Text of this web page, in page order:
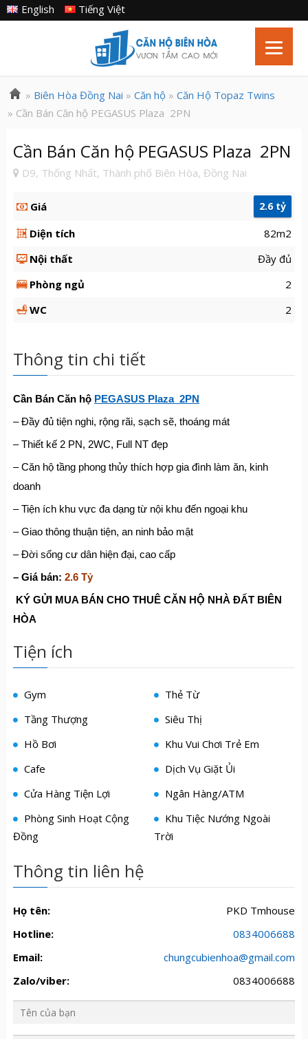
Tiếng Việt
English
» Biên Hòa Đồng Nai » Căn hộ» Căn Hộ Topaz Twins
» Cần Bán Căn hộ PEGASUS Plaza 2PN
Cần Bán Căn hộ PEGASUS Plaza 2PN
D9, Thống Nhất, Thành phố Biên Hòa, Đồng Nai
Giá 2.6 tỷ
Diện tích
82m2
Nội thất
Đầy đủ
Phòng ngủ
2
WC
2
Thông tin chi tiết
Cần Bán Căn hộ PEGASUS Plaza 2PN
– Đầy đủ tiện nghi, rộng rãi, sạch sẽ, thoáng mát
– Thiết kế 2 PN, 2WC, Full NT đẹp
– Căn hộ tầng phong thủy thích hợp gia đình làm ăn, kinh
doanh
– Tiện ích khu vực đa dạng từ nội khu đến ngoại khu
– Giao thông thuận tiện, an ninh bảo mật
– Đời sống cư dân hiện đại, cao cấp
– Giá bán: 2.6 Tỷ
KÝ GỬI MUA BÁN CHO THUÊ CĂN HỘ NHÀ ĐẤT BIÊN
HÒA
Tiện ích
Gym
Thẻ Từ
Tầng Thượng
Siêu Thị
Hồ Bơi
Khu Vui Chơi Trẻ Em
Cafe
Dịch Vụ Giặt Ủi
Cửa Hàng Tiện Lợi
Ngân Hàng/ATM
Phòng Sinh Hoạt Cộng
Đồng
Khu Tiệc Nướng Ngoài
Trời
Thông tin liên hệ
Họ tên:
PKD Tmhouse
Hotline:
0834006688
Email:
chungcubienhoa@gmail.com
Zalo/viber:
0834006688